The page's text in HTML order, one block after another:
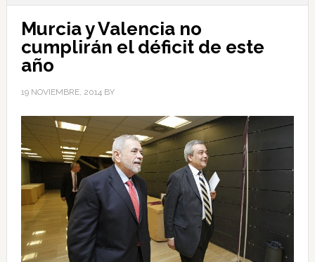
Murcia y Valencia no
cumplirán el déficit de este
año
19 NOVIEMBRE, 2014BY